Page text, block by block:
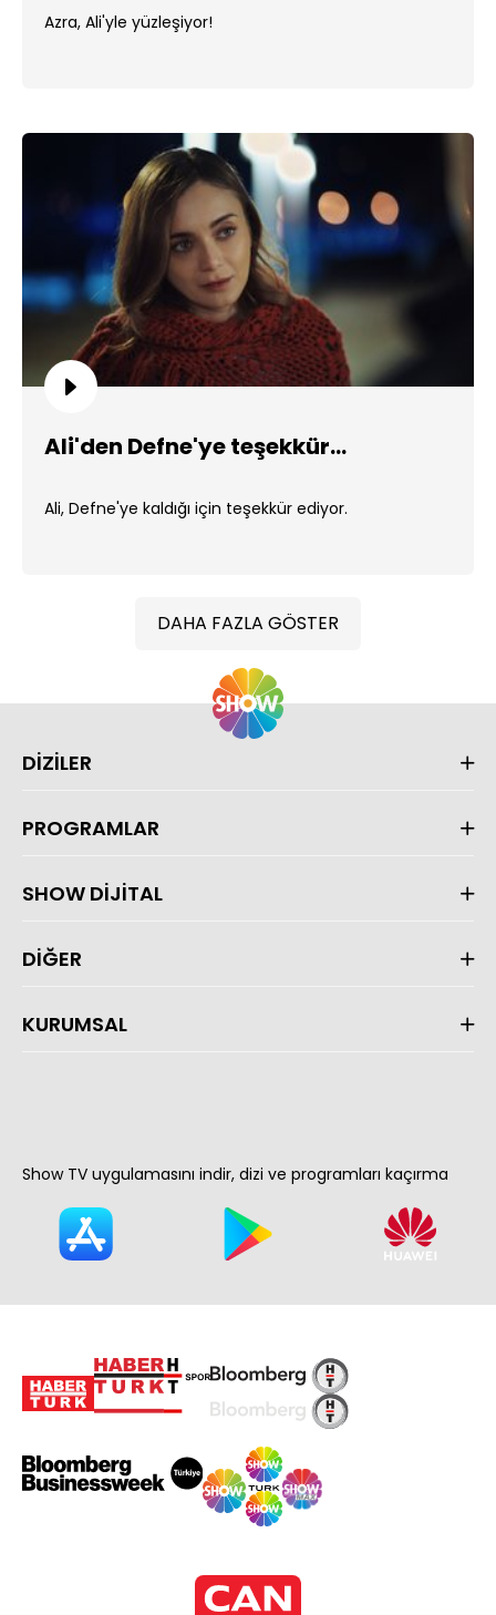
Azra, Ali'yle yüzleşiyor!
Ali'den Defne'ye teşekkür...
Ali, Defne'ye kaldığı için teşekkür ediyor.
DAHA FAZLA GÖSTER
DİZİLER
PROGRAMLAR
SHOW DİJİTAL
DİĞER
KURUMSAL
Show TV uygulamasını indir, dizi ve programları kaçırma